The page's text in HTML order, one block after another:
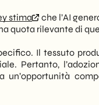
stima
che l’AI
quota rilevante di
Il tessuto
Pertanto,
un’opportunità